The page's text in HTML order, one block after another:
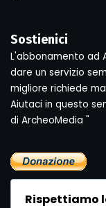
Sostienici
L'abbonamento ad
dare un servizio
migliore richiede
Aiutaci in questo
di ArcheoMedia "
Rispettiamo